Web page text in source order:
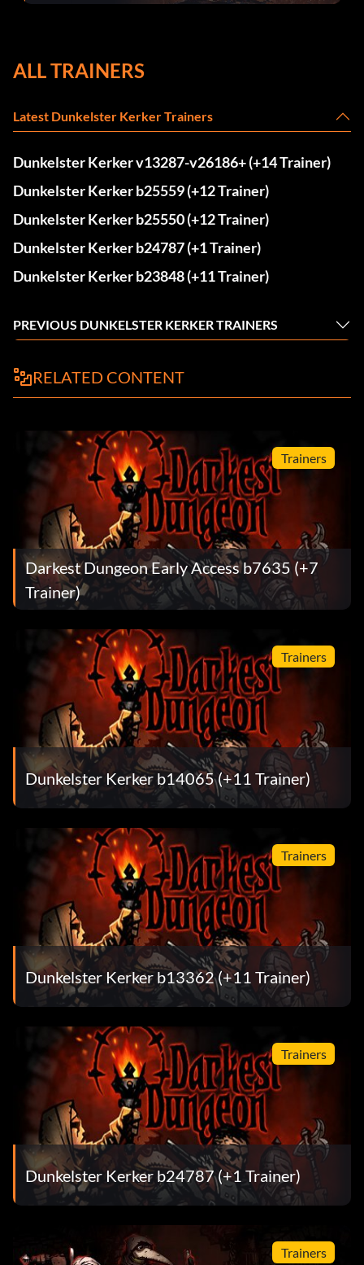
Fehlerbehebungen
ALL TRAINERS
Latest Dunkelster Kerker Trainers
Dunkelster Kerker v13287-v26186+ (+14 Trainer)
Dunkelster Kerker b25559 (+12 Trainer)
Dunkelster Kerker b25550 (+12 Trainer)
Dunkelster Kerker b24787 (+1 Trainer)
Dunkelster Kerker b23848 (+11 Trainer)
PREVIOUS DUNKELSTER KERKER TRAINERS
RELATED CONTENT
Trainers
Darkest Dungeon Early Access b7635 (+7
Trainer)
Trainers
Dunkelster Kerker b14065 (+11 Trainer)
Trainers
Dunkelster Kerker b13362 (+11 Trainer)
Trainers
Dunkelster Kerker b24787 (+1 Trainer)
Trainers